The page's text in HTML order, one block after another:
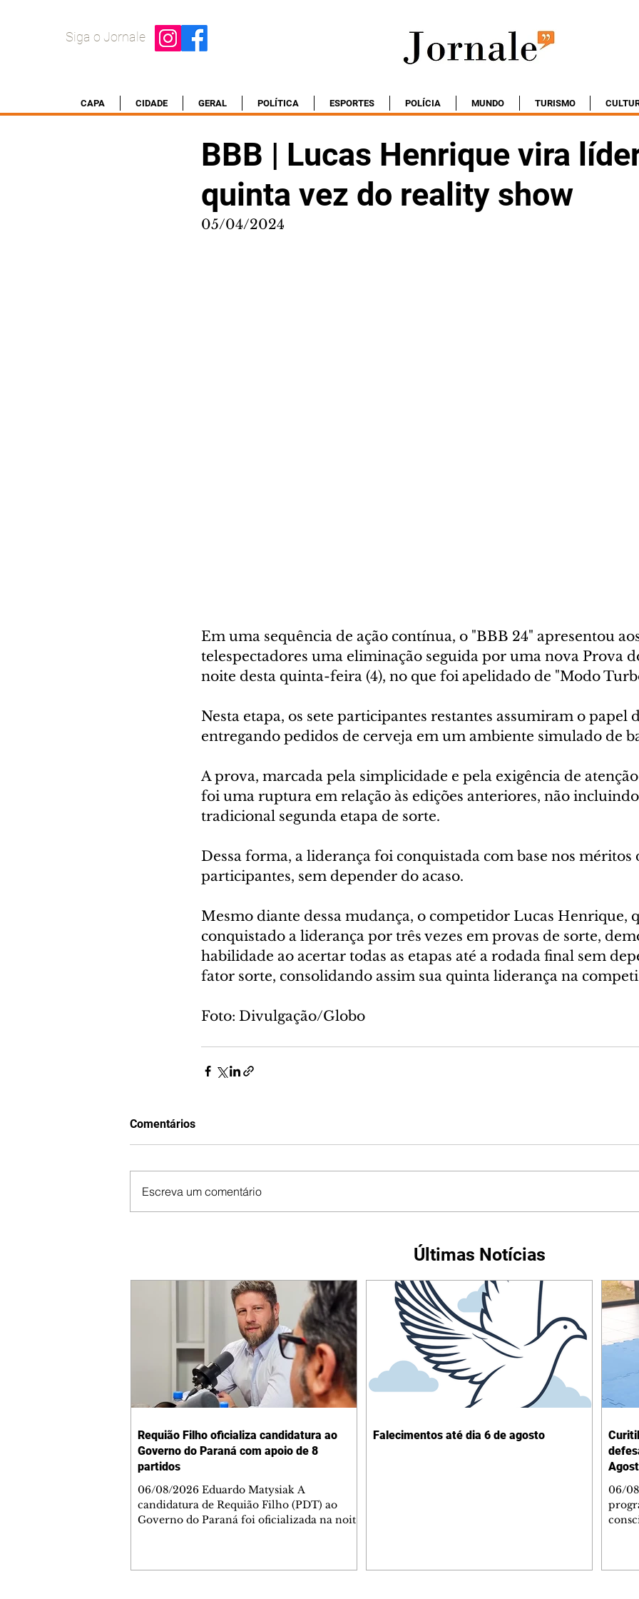
Siga o Jornale
CAPA CIDADE GERAL POLÍTICA ESPORTES POLÍCIA MUNDO TURISMO
BBB | Lucas Henrique vira
quinta vez do reality show
05/04/2024
Em uma sequência de ação contínua, o "BBB 24" apresentou
telespectadores uma eliminação seguida por uma nova Prova
noite desta quinta-feira (4), no que foi apelidado de "Modo
Nesta etapa, os sete participantes restantes assumiram o papel
entregando pedidos de cerveja em um ambiente simulado de
A prova, marcada pela simplicidade e pela exigência de
foi uma ruptura em relação às edições anteriores, não
tradicional segunda etapa de sorte.
Dessa forma, a liderança foi conquistada com base nos méritos
participantes, sem depender do acaso.
Mesmo diante dessa mudança, o competidor Lucas Henrique,
conquistado a liderança por três vezes em provas de sorte,
habilidade ao acertar todas as etapas até a rodada final sem
fator sorte, consolidando assim sua quinta liderança na
Foto: Divulgação/Globo
Comentários
Escreva um comentário
Últimas Notícias
Requião Filho oficializa candidatura ao
Governo do Paraná com apoio de 8
partidos
06/08/2026 Eduardo Matysiak A
candidatura de Requião Filho (PDT) ao
Governo do Paraná foi oficializada na noite
Falecimentos até dia 6 de agosto
06/